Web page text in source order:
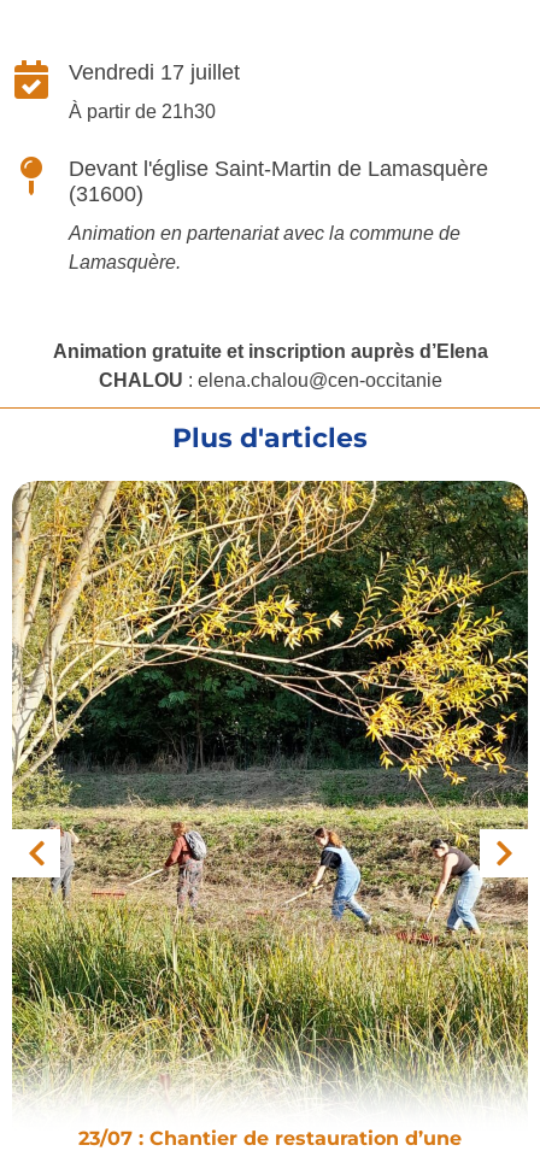
Vendredi 17 juillet
À partir de 21h30
Devant l'église Saint-Martin de Lamasquère
(31600)
Animation en partenariat avec la commune de
Lamasquère.
Animation gratuite et inscription auprès d’Elena
CHALOU : elena.chalou@cen-occitanie
Plus d'articles
23/07 : Chantier de restauration d’une